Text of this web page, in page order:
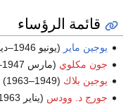
قائمة الرؤساء
يوجين ماير (يونيو 1946–ديسمبر1946)
جون مكلوي (مارس 1947–يونيو 1949)
يوجين بلاك (1949–1963)
جورج د. وودس (يناير 1963–مارس 1968)